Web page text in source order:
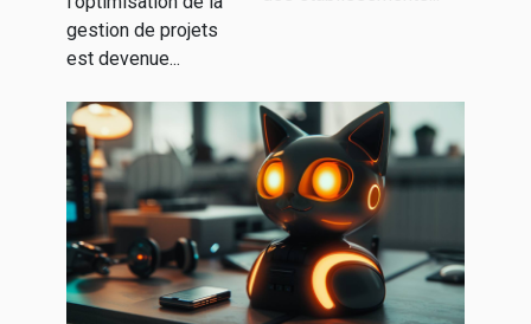
accrue
gestion de projets
est devenue...